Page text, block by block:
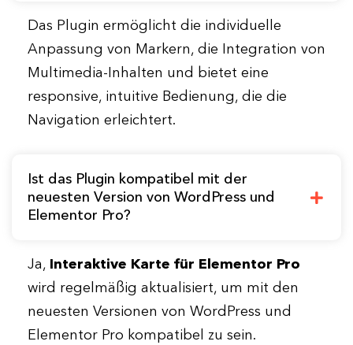
Das Plugin ermöglicht die individuelle
Anpassung von Markern, die Integration von
Multimedia-Inhalten und bietet eine
responsive, intuitive Bedienung, die die
Navigation erleichtert.
Ist das Plugin kompatibel mit der
neuesten Version von WordPress und
Elementor Pro?
Ja, Interaktive Karte für Elementor Pro
wird regelmäßig aktualisiert, um mit den
neuesten Versionen von WordPress und
Elementor Pro kompatibel zu sein.